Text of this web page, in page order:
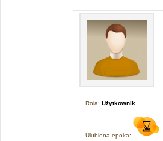
Rola: Użytkownik
Ulubiona epoka: